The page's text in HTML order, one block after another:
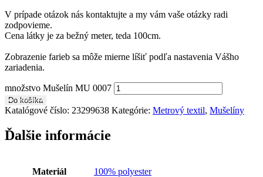
V prípade otázok nás kontaktujte a my vám vaše otázky radi
zodpovieme.
Cena látky je za bežný meter, teda 100cm.
Zobrazenie farieb sa môže mierne líšiť podľa nastavenia Vášho
zariadenia.
množstvo Mušelín MU 0007
Do košíka
Katalógové číslo: 23299638 Kategórie: Metrový textil, Mušelíny
Ďalšie informácie
Materiál 100% polyester